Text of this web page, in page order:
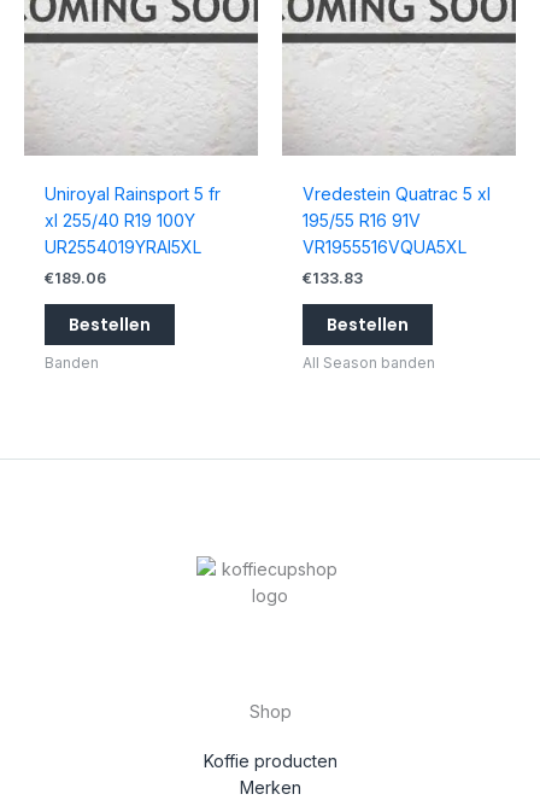
Uniroyal Rainsport 5 fr
xl 255/40 R19 100Y
UR2554019YRAI5XL
€189.06
Bestellen
Banden
Vredestein Quatrac 5 xl
195/55 R16 91V
VR1955516VQUA5XL
€133.83
Bestellen
All Season banden
Shop
Koffie producten
Merken